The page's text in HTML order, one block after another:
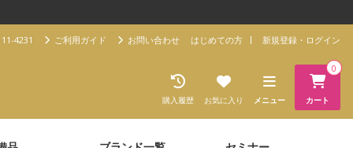
4231 ご利用ガイド お問い合わせ はじめての方 新規登録・ログイン
カート
0
メニュー
お気に入り
購入履歴